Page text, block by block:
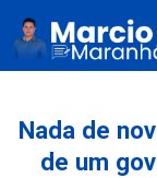
Nada de
de um